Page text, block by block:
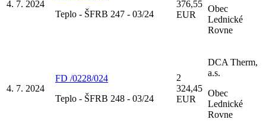
4. 7. 2024
Teplo - ŠFRB 247 - 03/24
376,55
EUR
Obec
Lednické
Rovne
4. 7. 2024
FD /0228/024
Teplo - ŠFRB 248 - 03/24
2
324,45
EUR
DCA Therm,
a.s.
Obec
Lednické
Rovne